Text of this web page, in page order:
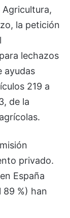
Agricultura,
la petición
lechazos
ayudas
219 a
de la
privado.
España
89 %) han